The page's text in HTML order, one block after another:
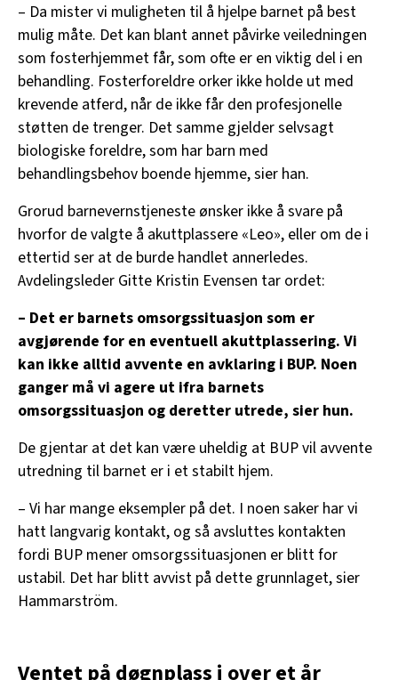
– Da mister vi muligheten til å hjelpe barnet på best
mulig måte. Det kan blant annet påvirke veiledningen
som fosterhjemmet får, som ofte er en viktig del i en
behandling. Fosterforeldre orker ikke holde ut med
krevende atferd, når de ikke får den profesjonelle
støtten de trenger. Det samme gjelder selvsagt
biologiske foreldre, som har barn med
behandlingsbehov boende hjemme, sier han.
Grorud barnevernstjeneste ønsker ikke å svare på
hvorfor de valgte å akuttplassere «Leo», eller om de i
ettertid ser at de burde handlet annerledes.
Avdelingsleder Gitte Kristin Evensen tar ordet:
– Det er barnets omsorgssituasjon som er
avgjørende for en eventuell akuttplassering. Vi
kan ikke alltid avvente en avklaring i BUP. Noen
ganger må vi agere ut ifra barnets
omsorgssituasjon og deretter utrede, sier hun.
De gjentar at det kan være uheldig at BUP vil avvente
utredning til barnet er i et stabilt hjem.
– Vi har mange eksempler på det. I noen saker har vi
hatt langvarig kontakt, og så avsluttes kontakten
fordi BUP mener omsorgssituasjonen er blitt for
ustabil. Det har blitt avvist på dette grunnlaget, sier
Hammarström.
Ventet på døgnplass i over et år